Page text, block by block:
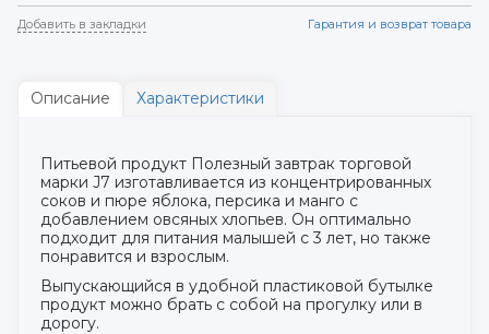
Добавить в закладки Гарантия и возврат товара
Описание Характеристики
Питьевой продукт Полезный завтрак торговой
марки J7 изготавливается из концентрированных
соков и пюре яблока, персика и манго с
добавлением овсяных хлопьев. Он оптимально
подходит для питания малышей с 3 лет, но также
понравится и взрослым.
Выпускающийся в удобной пластиковой бутылке
продукт можно брать с собой на прогулку или в
дорогу.